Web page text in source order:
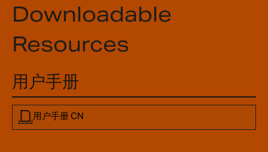
Downloadable
Resources
用户手册
用户手册 CN